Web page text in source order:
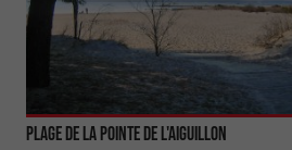
Plage de la Pointe de l'Aiguillon